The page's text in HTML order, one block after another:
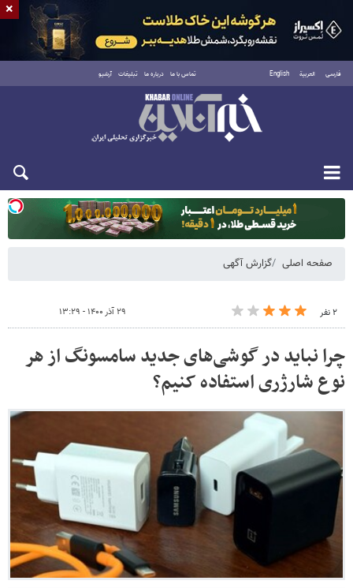
فارسی العربية English تماس با ما درباره ما تبلیغات آرشیو
یکشنبه ۱۸ مرداد ۱۴۰۵
صفحه اصلی گزارش آگهی
۲ نفر ۲۹ آذر ۱۴۰۰ - ۱۳:۲۹
چرا نباید در گوشی‌های جدید سامسونگ از هر
نوع شارژری استفاده کنیم؟
×